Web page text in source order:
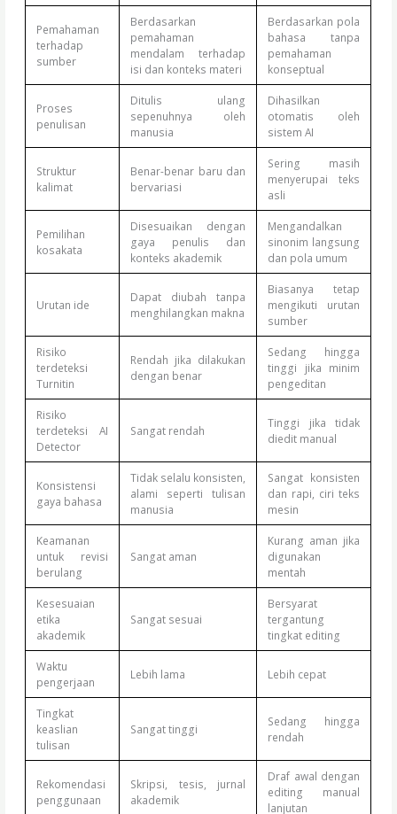
Pemahaman
terhadap
sumber
Berdasarkan
pemahaman
mendalam terhadap
isi dan konteks materi
Berdasarkan pola
bahasa tanpa
pemahaman
konseptual
Proses
penulisan
Ditulis ulang
sepenuhnya oleh
manusia
Dihasilkan
otomatis oleh
sistem AI
Struktur
kalimat
Benar-benar baru dan
bervariasi
Sering masih
menyerupai teks
asli
Pemilihan
kosakata
Disesuaikan dengan
gaya penulis dan
konteks akademik
Mengandalkan
sinonim langsung
dan pola umum
Urutan ide
Dapat diubah tanpa
menghilangkan makna
Biasanya tetap
mengikuti urutan
sumber
Risiko
terdeteksi
Turnitin
Rendah jika dilakukan
dengan benar
Sedang hingga
tinggi jika minim
pengeditan
Risiko
terdeteksi AI
Detector
Sangat rendah
Tinggi jika tidak
diedit manual
Konsistensi
gaya bahasa
Tidak selalu konsisten,
alami seperti tulisan
manusia
Sangat konsisten
dan rapi, ciri teks
mesin
Keamanan
untuk revisi
berulang
Sangat aman
Kurang aman jika
digunakan
mentah
Kesesuaian
etika
akademik
Sangat sesuai
Bersyarat
tergantung
tingkat editing
Waktu
pengerjaan
Lebih lama Lebih cepat
Tingkat
keaslian
tulisan
Sangat tinggi
Sedang hingga
rendah
Rekomendasi
penggunaan
Skripsi, tesis, jurnal
akademik
Draf awal dengan
editing manual
lanjutan